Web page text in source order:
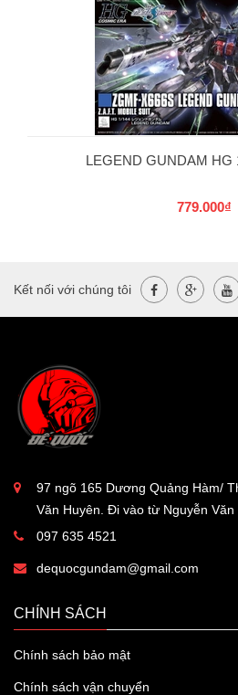
LEGEND GUNDAM HG
779.000₫
Kết nối với chúng tôi
97 ngõ 165 Dương Quảng Hàm/
Văn Huyên. Đi vào từ Nguyễn
097 635 4521
dequocgundam@gmail.com
CHÍNH SÁCH
Chính sách bảo mật
Chính sách vận chuyển